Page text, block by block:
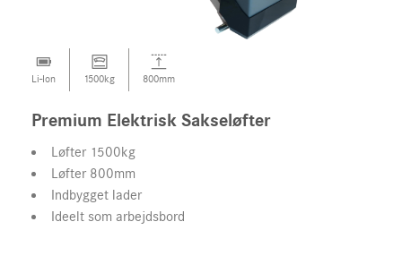
Li-Ion 1500kg 800mm
Premium Elektrisk Sakseløfter
Løfter 1500kg
Løfter 800mm
Indbygget lader
Ideelt som arbejdsbord